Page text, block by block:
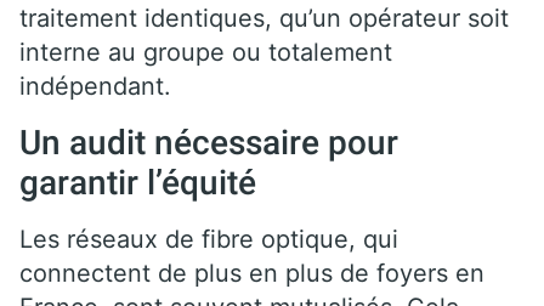
traitement identiques, qu’un opérateur soit
interne au groupe ou totalement
indépendant.
Un audit nécessaire pour
garantir l’équité
Les réseaux de fibre optique, qui
connectent de plus en plus de foyers en